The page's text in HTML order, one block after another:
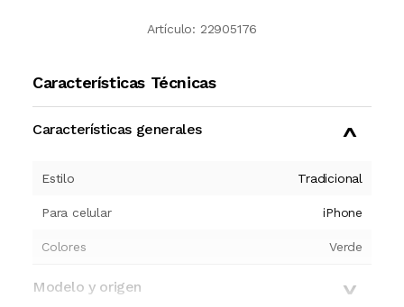
Artículo: 22905176
Características Técnicas
Características generales
Estilo Tradicional
Para celular iPhone
Colores Verde
Modelo y origen